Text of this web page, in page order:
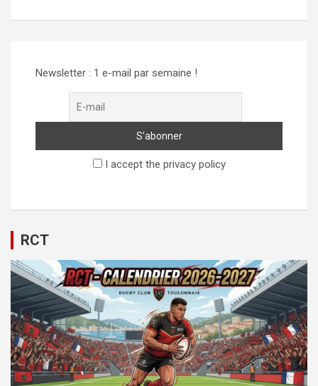
Newsletter : 1 e-mail par semaine !
I accept the privacy policy
RCT